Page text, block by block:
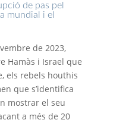
de pas pel
mundial i el
de 2023,
Hamàs i Israel que
els rebels houthis
que s’identifica
mostrar el seu
a més de 20